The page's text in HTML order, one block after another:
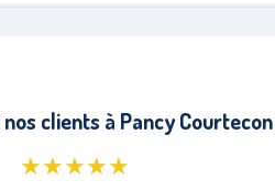
clients à Pancy Courtecon
★★★★★